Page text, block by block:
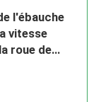
l'ébauche
vitesse
roue de